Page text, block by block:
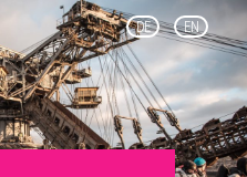
DE EN